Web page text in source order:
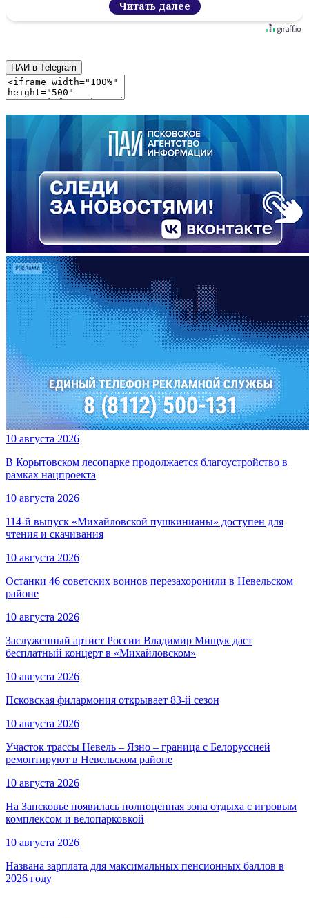
Читать далее
ПАИ в Telegram
10 августа 2026
В Корытовском лесопарке продолжается благоустройство в
рамках нацпроекта
10 августа 2026
114-й выпуск «Михайловской пушкинианы» доступен для
чтения и скачивания
10 августа 2026
Останки 46 советских воинов перезахоронили в Невельском
районе
10 августа 2026
Заслуженный артист России Владимир Мищук даст
бесплатный концерт в «Михайловском»
10 августа 2026
Псковская филармония открывает 83-й сезон
10 августа 2026
Участок трассы Невель – Язно – граница с Белоруссией
ремонтируют в Невельском районе
10 августа 2026
На Запсковье появилась полноценная зона отдыха с игровым
комплексом и велопарковкой
10 августа 2026
Названа зарплата для максимальных пенсионных баллов в
2026 году